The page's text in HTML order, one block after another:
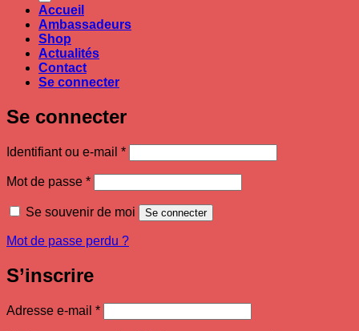
Accueil
Ambassadeurs
Shop
Actualités
Contact
Se connecter
Se connecter
Identifiant ou e-mail *Obligatoire
Mot de passe *Obligatoire
Se souvenir de moi Se connecter
Mot de passe perdu ?
S’inscrire
Adresse e-mail *Obligatoire